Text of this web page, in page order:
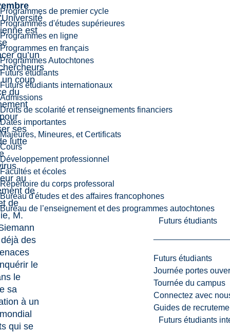
Programmes de premier cycle
Programmes d'études supérieures
Programmes en ligne
Programmes en français
Programmes Autochtones
Futurs étudiants
Futurs étudiants internationaux
Admissions
Droits de scolarité et renseignements financiers
Dates importantes
Majeures, Mineures, et Certificats
Cours
Développement professionnel
Facultés et écoles
Répertoire du corps professoral
Bureau d'études et des affaires francophones
Bureau de l’enseignement et des programmes autochtones
Futurs étudiants
Futurs étudiants
Journée portes
Tournée du campus
Connectez avec
Guides de
Futurs étudiants
est
qu’un
coup
du
ses
lutte
au
de
de
M.
des
le
le
sa
à un
qui se